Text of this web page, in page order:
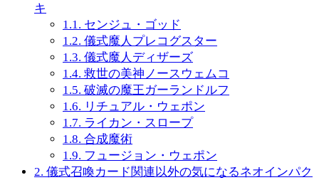
キ
1.1. センジュ・ゴッド
1.2. 儀式魔人プレコグスター
1.3. 儀式魔人ディザーズ
1.4. 救世の美神ノースウェムコ
1.5. 破滅の魔王ガーランドルフ
1.6. リチュアル・ウェポン
1.7. ライカン・スロープ
1.8. 合成魔術
1.9. フュージョン・ウェポン
2. 儀式召喚カード関連以外の気になるネオインパク